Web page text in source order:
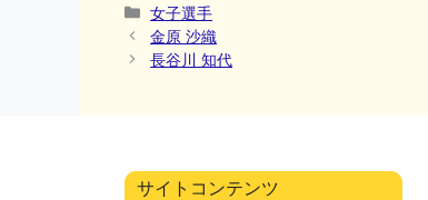
カ
テ
ゴ
女子選手
金原 沙織
長谷川 知代
サイトコンテンツ